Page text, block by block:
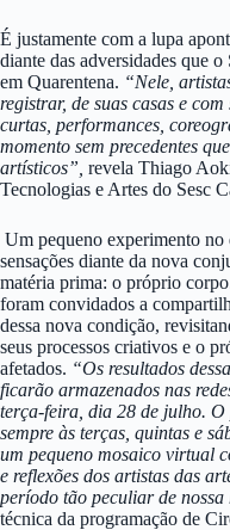
É justamente com a lupa
diante das adversidades que
em Quarentena. “Nele,
registrar, de suas casas e
curtas, performances,
momento sem precedentes
artísticos”, revela Thiago
Tecnologias e Artes do Sesc
Um pequeno experimento no
sensações diante da nova
matéria prima: o próprio
foram convidados a
dessa nova condição,
seus processos criativos e o
afetados. “Os resultados
ficarão armazenados nas
terça-feira, dia 28 de julho. O
sempre às terças, quintas e
um pequeno mosaico virtual
e reflexões dos artistas das
período tão peculiar de
técnica da programação de